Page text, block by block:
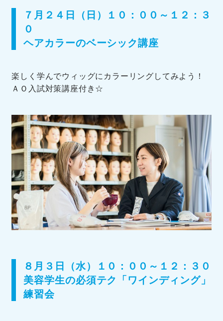
７月２４日（日）１０：００～１２：３
０
ヘアカラーのベーシック講座
楽しく学んでウィッグにカラーリングしてみよう！
ＡＯ入試対策講座付き☆
８月３日（水）１０：００～１２：３０
美容学生の必須テク「ワインディング」
練習会